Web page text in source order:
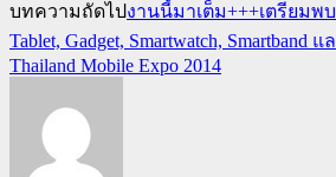
บทความถัดไปงานนี้มาเต็ม+++เตรียมพ
Tablet, Gadget, Smartwatch, Smartband
Thailand Mobile Expo 2014